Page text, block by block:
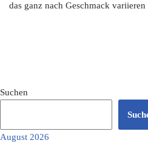
das ganz nach Geschmack variieren
Suchen
August 2026